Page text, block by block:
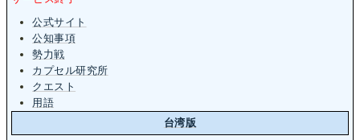
公式サイト
公知事項
勢力戦
カプセル研究所
クエスト
用語
台湾版